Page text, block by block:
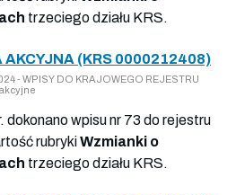
trzeciego działu KRS.
AKCYJNA (KRS 0000212408)
- WPISY DO KRAJOWEGO REJESTRU
dokonano wpisu nr 73 do rejestru
rubrykiWzmianki o
trzeciego działu KRS.